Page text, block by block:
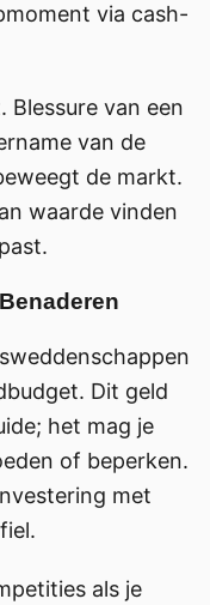
via cash-
van een
van de
de markt.
waarde vinden
Dit geld
het mag je
of beperken.
met
als je